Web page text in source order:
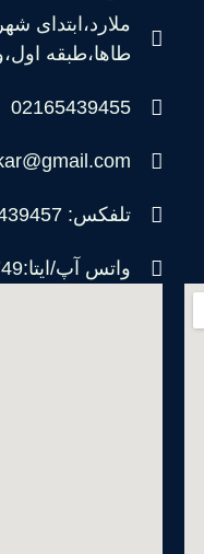
ملارد،ابتدای
طاها،طبقه
02165439455
تلفکس: 02165439457
واتس آپ/ایتا:09908938749